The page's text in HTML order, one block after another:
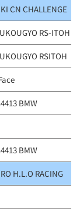
CN CHALLENGE
RS-ITOH
RSITOH
BMW
BMW
H.L.O RACING